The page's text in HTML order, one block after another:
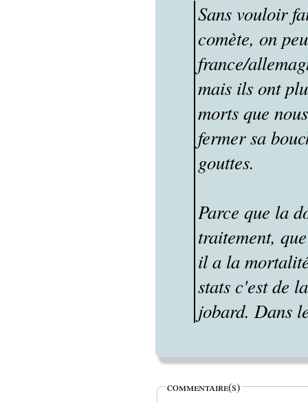
Sans vouloir
comète, on
france/
mais ils ont
morts que
fermer sa
gouttes.
Parce que la
traitement,
il a la
stats c'est de
jobard. Dans
commentaire(s)